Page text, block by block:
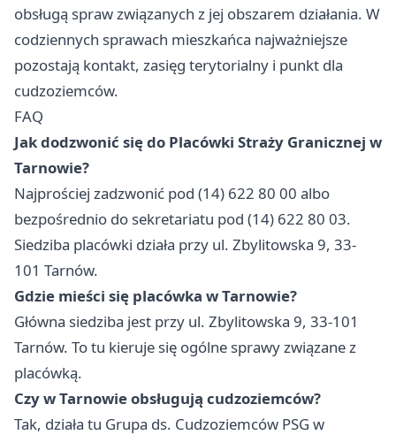
obsługą spraw związanych z jej obszarem działania. W
codziennych sprawach mieszkańca najważniejsze
pozostają kontakt, zasięg terytorialny i punkt dla
cudzoziemców.
FAQ
Jak dodzwonić się do Placówki Straży Granicznej w
Tarnowie?
Najprościej zadzwonić pod (14) 622 80 00 albo
bezpośrednio do sekretariatu pod (14) 622 80 03.
Siedziba placówki działa przy ul. Zbylitowska 9, 33-
101 Tarnów.
Gdzie mieści się placówka w Tarnowie?
Główna siedziba jest przy ul. Zbylitowska 9, 33-101
Tarnów. To tu kieruje się ogólne sprawy związane z
placówką.
Czy w Tarnowie obsługują cudzoziemców?
Tak, działa tu Grupa ds. Cudzoziemców PSG w